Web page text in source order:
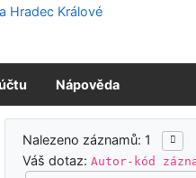
Nápověda
Výsledky
Nalezeno záznamů: 1
Váš dotaz:Autor-kód